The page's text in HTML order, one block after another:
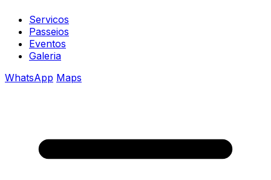
Servicos
Passeios
Eventos
Galeria
WhatsApp Maps